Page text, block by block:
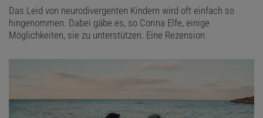
Das Leid von neurodivergenten Kindern wird oft einfach so
hingenommen. Dabei gäbe es, so Corina Elfe, einige
Möglichkeiten, sie zu unterstützen. Eine Rezension